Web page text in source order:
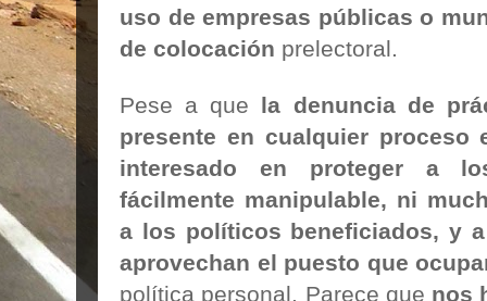
uso de empresas públicas o
de colocación prelectoral.
Pese a que la denuncia de
presente en cualquier proceso
interesado en proteger a
fácilmente manipulable, ni
a los políticos beneficiados, y
aprovechan el puesto que
política personal. Parece que nos